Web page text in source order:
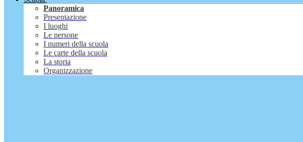
Panoramica
Presentazione
I luoghi
Le persone
I numeri della scuola
Le carte della scuola
La storia
Organizzazione